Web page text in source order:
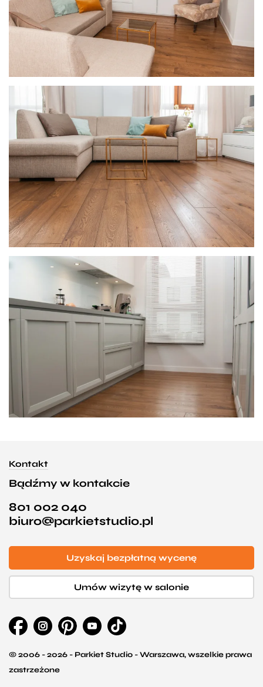
Kontakt
Bądźmy w kontakcie
801 002 040
biuro@parkietstudio.pl
Uzyskaj bezpłatną wycenę
Umów wizytę w salonie
© 2006 - 2026 - Parkiet Studio - Warszawa, wszelkie prawa
zastrzeżone